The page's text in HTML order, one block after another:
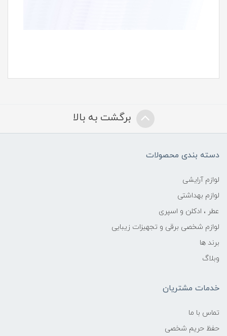
برگشت به بالا
دسته بندی محصولات
لوازم آرایشی
لوازم بهداشتی
عطر ، ادکلن و اسپری
لوازم شخصی برقی و تجهیزات زیبایی
برند ها
وبلاگ
خدمات مشتریان
تماس با ما
حفظ حریم شخصی